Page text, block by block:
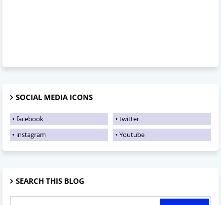
SOCIAL MEDIA ICONS
facebook
twitter
instagram
Youtube
SEARCH THIS BLOG